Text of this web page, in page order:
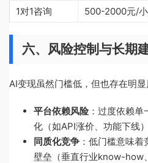
1对1咨询
500-2000元/
六、风险控制与长期
AI变现虽然门槛低，但也存在明显
平台依赖风险：过度依赖单
化（如API涨价、功能下线
同质化竞争 ：低门槛意味
壁垒（垂直行业know-how